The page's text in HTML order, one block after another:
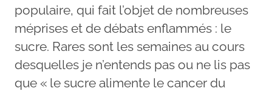
populaire, qui fait l’objet de nombreuses
méprises et de débats enflammés : le
sucre. Rares sont les semaines au cours
desquelles je n’entends pas ou ne lis pas
que « le sucre alimente le cancer du